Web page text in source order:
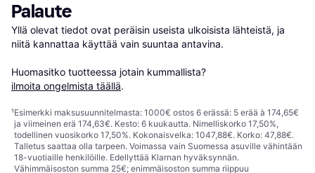
Palaute
Yllä olevat tiedot ovat peräisin useista ulkoisista lähteistä, ja
niitä kannattaa käyttää vain suuntaa antavina.
Huomasitko tuotteessa jotain kummallista?
ilmoita ongelmista täällä.
¹Esimerkki maksusuunnitelmasta: 1000€ ostos 6 erässä: 5 erää à 174,65€
ja viimeinen erä 174,63€. Kesto: 6 kuukautta. Nimelliskorko 17,50%,
todellinen vuosikorko 17,50%. Kokonaisvelka: 1047,88€. Korko: 47,88€.
Talletus saattaa olla tarpeen. Voimassa vain Suomessa asuville vähintään
18-vuotiaille henkilöille. Edellyttää Klarnan hyväksynnän.
Vähimmäisoston summa 25€; enimmäisoston summa riippuu